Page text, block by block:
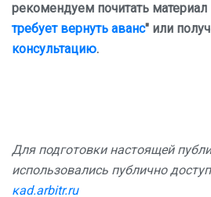
рекомендуем почитать материал
требует вернуть аванс" или
консультацию.
Для подготовки настоящей
использовались публично
кad.arbitr.ru